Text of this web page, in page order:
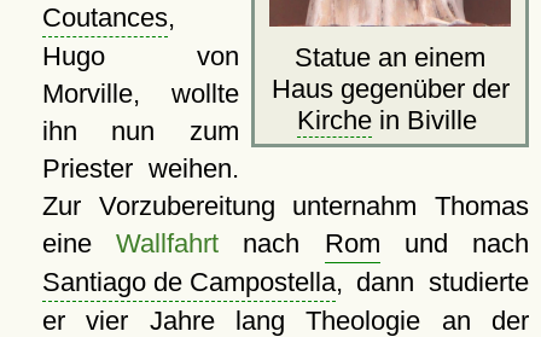
Statue an einem
Haus gegenüber der
Kirchein Biville
Coutances,
Hugo von
Morville, wollte
ihn nun zum
Priester weihen.
Zur Vorzubereitung unternahm Thomas
eineWallfahrt nach Rom und nach
Santiago de Campostella, dann studierte
er vier Jahre lang Theologie an der